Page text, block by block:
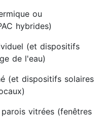
ou
hybrides)
(et dispositifs
de l'eau)
(et dispositifs solaires
vitrées (fenêtres